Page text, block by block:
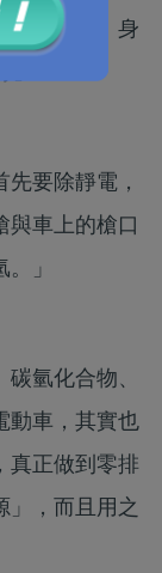
產生廢氣。身
？
要除靜電，
與車上的槍口
」
氫化合物、
動車，其實也
真正做到零排
」，而且用之